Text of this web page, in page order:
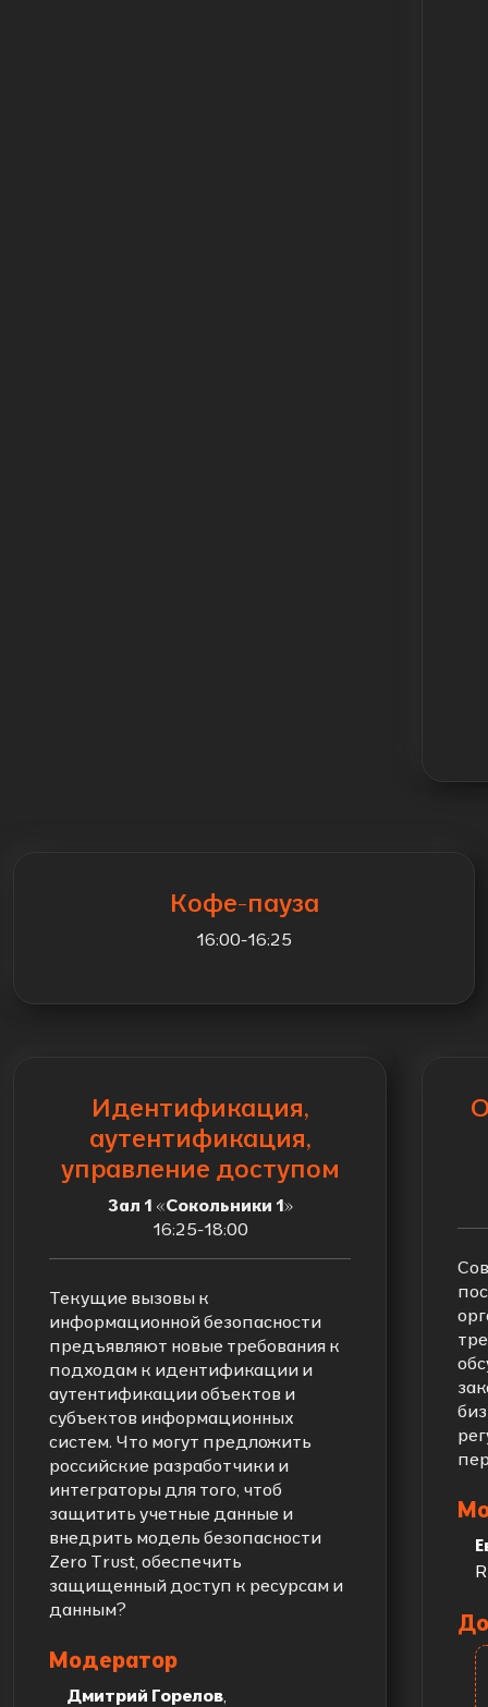
Кофе-пауза
16:00-16:25
Идентификация,
аутентификация,
управление доступом
Зал 1 «Сокольники 1»
16:25-18:00
Текущие вызовы к
информационной безопасности
предъявляют новые требования к
подходам к идентификации и
аутентификации объектов и
субъектов информационных
систем. Что могут предложить
российские разработчики и
интеграторы для того, чтоб
защитить учетные данные и
внедрить модель безопасности
Zero Trust, обеспечить
защищенный доступ к ресурсам и
данным?
Модератор
Дмитрий Горелов,